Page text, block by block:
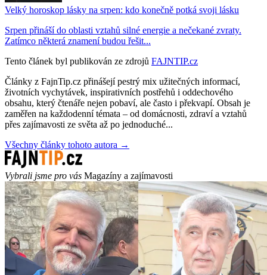
Velký horoskop lásky na srpen: kdo konečně potká svoji lásku
Srpen přináší do oblasti vztahů silné energie a nečekané zvraty.
Zatímco některá znamení budou řešit...
Tento článek byl publikován ze zdrojů FAJNTIP.cz
Články z FajnTip.cz přinášejí pestrý mix užitečných informací,
životních vychytávek, inspirativních postřehů i oddechového
obsahu, který čtenáře nejen pobaví, ale často i překvapí. Obsah je
zaměřen na každodenní témata – od domácnosti, zdraví a vztahů
přes zajímavosti ze světa až po jednoduché...
Všechny články tohoto autora →
Vybrali jsme pro vás Magazíny a zajímavosti